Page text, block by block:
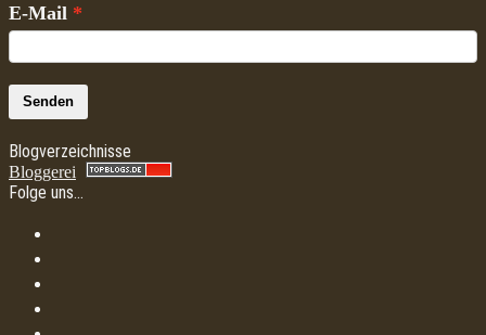
E-Mail
Senden
Blogverzeichnisse
Bloggerei
Folge uns…